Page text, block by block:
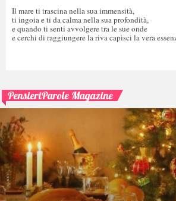
Il mare ti trascina nella sua immensità,
ti ingoia e ti da calma nella sua profondità,
e quando ti senti avvolgere tra le sue onde
e cerchi di raggiungere la riva capisci la vera
PensieriParole Magazine